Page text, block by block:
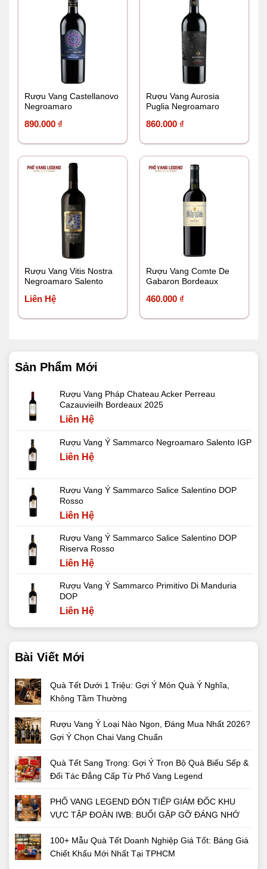
Sản Phẩm Mới
Rượu Vang Pháp Chateau Acker Perreau
Cazauvieilh Bordeaux 2025
Liên Hệ
Rượu Vang Ý Sammarco Negroamaro Salento IGP
Liên Hệ
Rượu Vang Ý Sammarco Salice Salentino DOP
Rosso
Liên Hệ
Rượu Vang Ý Sammarco Salice Salentino DOP
Riserva Rosso
Liên Hệ
Rượu Vang Ý Sammarco Primitivo Di Manduria
DOP
Liên Hệ
Bài Viết Mới
Quà Tết Dưới 1 Triệu: Gợi Ý Món Quà Ý Nghĩa,
Không Tầm Thường
Rượu Vang Ý Loại Nào Ngon, Đáng Mua Nhất 2026?
Gợi Ý Chọn Chai Vang Chuẩn
Quà Tết Sang Trọng: Gợi Ý Trọn Bộ Quà Biếu Sếp &
Đối Tác Đẳng Cấp Từ Phố Vang Legend
PHỐ VANG LEGEND ĐÓN TIẾP GIÁM ĐỐC KHU
VỰC TẬP ĐOÀN IWB: BUỔI GẶP GỠ ĐÁNG NHỚ
100+ Mẫu Quà Tết Doanh Nghiệp Giá Tốt: Bảng Giá
Chiết Khấu Mới Nhất Tại TPHCM
Rượu Vang Castellanovo
Negroamaro
890.000 ₫
Rượu Vang Aurosia
Puglia Negroamaro
860.000 ₫
Rượu Vang Vitis Nostra
Negroamaro Salento
Liên Hệ
Rượu Vang Comte De
Gabaron Bordeaux
460.000 ₫